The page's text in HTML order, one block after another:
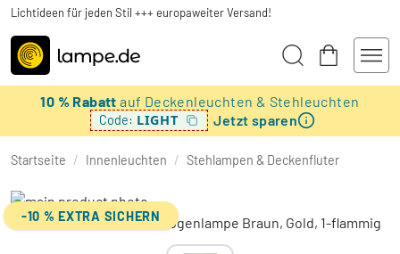
Lichtideen für jeden Stil +++ europaweiter Versand!
10 % Rabattauf Deckenleuchten & Stehleuchten
Code: LIGHT Jetzt sparen
Startseite / Innenleuchten / Stehlampen & Deckenfluter
-10 % EXTRA SICHERN